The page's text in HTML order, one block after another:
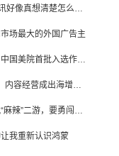
推出多款“神人”游戏后，腾讯好像真想清楚怎么做二次元了
场最大的外国广告主
腾讯游戏百万奖学金落地，中国美院首批入选作品获业内关注
2026 TikTok游戏出海沙龙：内容经营成出海增长新引擎
百人团队、研发三年：腾讯“麻辣”二游，要勇闯男性恋爱市场
我重新认识鸿蒙